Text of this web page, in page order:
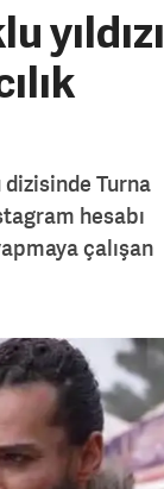
yıldızı
dizisinde Turna
hesabı
çalışan